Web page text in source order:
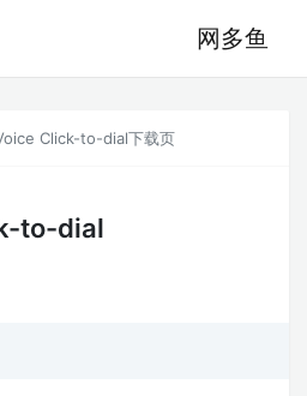
网多鱼
Click-to-dial下载页
to-dial